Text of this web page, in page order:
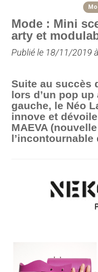
Mode : Mini
arty et
Publié le 18/11/2019
Suite au succès
lors d’un pop
gauche, le Néo
innove et
MAEVA
l’incontournable